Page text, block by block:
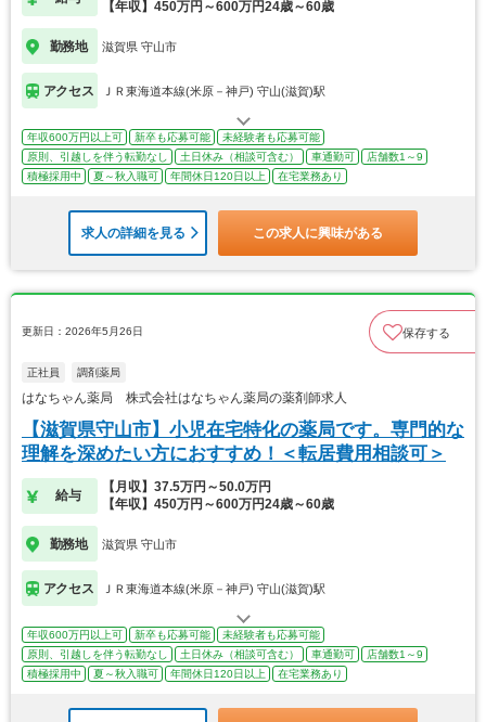
【年収】450万円～600万円24歳～60歳
勤務地 滋賀県 守山市
アクセス ＪＲ東海道本線(米原－神戸) 守山(滋賀)駅
年収600万円以上可 新卒も応募可能
未経験者も応募可能
原則、引越しを伴う転勤なし
土日休み（相談可含む） 車通勤可
店舗数1～9
積極採用中
夏～秋入職可 年間休日120日以上 在宅業務あり
求人の詳細を見る この求人に興味がある
更新日：2026年5月26日 保存する
正社員 調剤薬局
はなちゃん薬局 株式会社はなちゃん薬局の薬剤師求人
【滋賀県守山市】小児在宅特化の薬局です。専門的な
理解を深めたい方におすすめ！＜転居費用相談可＞
給与
【月収】37.5万円～50.0万円
【年収】450万円～600万円24歳～60歳
勤務地 滋賀県 守山市
アクセス ＪＲ東海道本線(米原－神戸) 守山(滋賀)駅
年収600万円以上可 新卒も応募可能
未経験者も応募可能
原則、引越しを伴う転勤なし
土日休み（相談可含む） 車通勤可
店舗数1～9
積極採用中
夏～秋入職可 年間休日120日以上 在宅業務あり